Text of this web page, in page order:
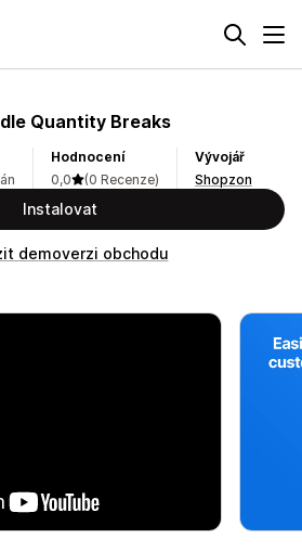
Quantity Breaks
Hodnocení
0,0
(0 Recenze)
Vývojář
Shopzon
Instalovat
demoverzi obchodu